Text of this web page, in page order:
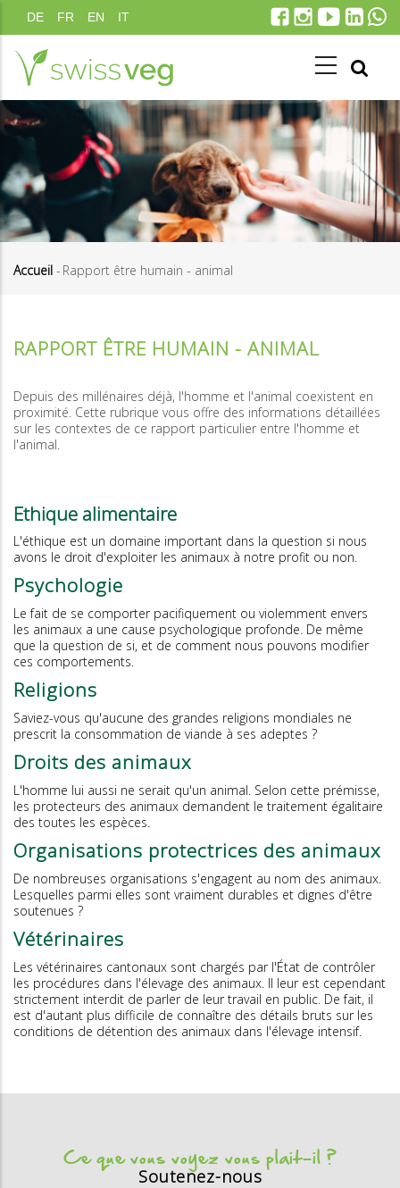
au
contenu
principal
DE FR EN IT
d'Ariane
Accueil - Rapport être humain - animal
RAPPORT ÊTRE HUMAIN - ANIMAL
Depuis des millénaires déjà, l'homme et l'animal coexistent en
proximité. Cette rubrique vous offre des informations détaillées
sur les contextes de ce rapport particulier entre l'homme et
l'animal.
Ethique alimentaire
L'éthique est un domaine important dans la question si nous
avons le droit d'exploiter les animaux à notre profit ou non.
Psychologie
Le fait de se comporter pacifiquement ou violemment envers
les animaux a une cause psychologique profonde. De même
que la question de si, et de comment nous pouvons modifier
ces comportements.
Religions
Saviez-vous qu'aucune des grandes religions mondiales ne
prescrit la consommation de viande à ses adeptes ?
Droits des animaux
L'homme lui aussi ne serait qu'un animal. Selon cette prémisse,
les protecteurs des animaux demandent le traitement égalitaire
des toutes les espèces.
Organisations protectrices des animaux
De nombreuses organisations s'engagent au nom des animaux.
Lesquelles parmi elles sont vraiment durables et dignes d'être
soutenues ?
Vétérinaires
Les vétérinaires cantonaux sont chargés par l'État de contrôler
les procédures dans l'élevage des animaux. Il leur est cependant
strictement interdit de parler de leur travail en public. De fait, il
est d'autant plus difficile de connaître des détails bruts sur les
conditions de détention des animaux dans l'élevage intensif.
Ce que vous voyez vous plait-il ?
Soutenez-nous